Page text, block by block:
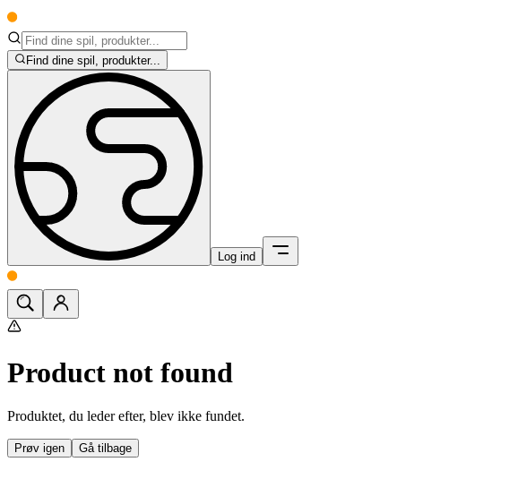
Find dine spil, produkter...
Log ind
Product not found
Produktet, du leder efter, blev ikke fundet.
Prøv igen Gå tilbage